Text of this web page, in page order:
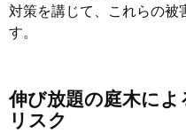
対策を講じて、これらの被
す。
伸び放題の庭木に
リスク